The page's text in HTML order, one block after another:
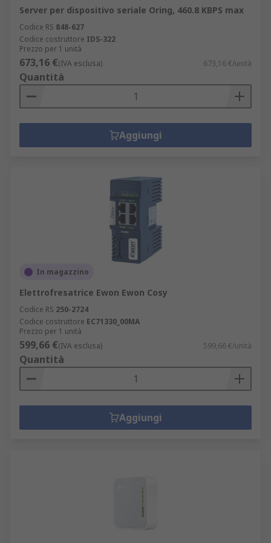
Server per dispositivo seriale Oring, 460.8 KBPS max
Codice RS 848-627
Codice costruttore IDS-322
Prezzo per 1 unità
673,16 €(IVA esclusa) 673,16 €/unità
Quantità
Aggiungi
In magazzino
Elettrofresatrice Ewon Ewon Cosy
Codice RS 250-2724
Codice costruttore EC71330_00MA
Prezzo per 1 unità
599,66 €(IVA esclusa) 599,66 €/unità
Quantità
Aggiungi